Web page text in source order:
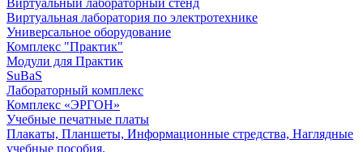
Виртуальный лабораторный стенд
Виртуальная лаборатория по электротехнике
Универсальное оборудование
Комплекс "Практик"
Модули для Практик
SuBaS
Лабораторный комплекс
Комплекс «ЭРГОН»
Учебные печатные платы
Плакаты, Планшеты, Информационные стредства, Наглядные
учебные пособия.